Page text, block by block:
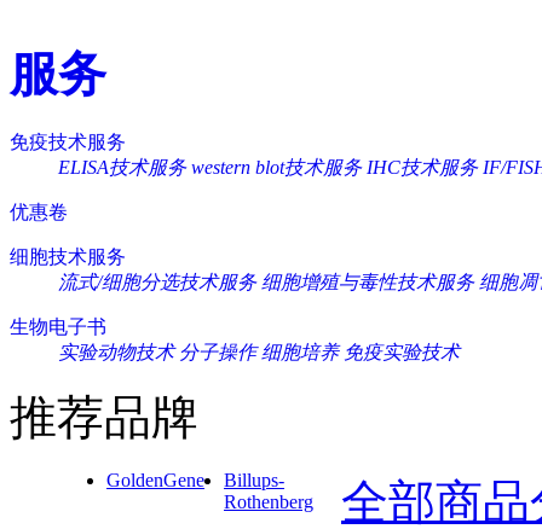
服务
免疫技术服务
ELISA技术服务 western blot技术服务 IHC技术服务 IF/
优惠卷
细胞技术服务
流式/细胞分选技术服务 细胞增殖与毒性技术服务 细胞
生物电子书
实验动物技术 分子操作 细胞培养 免疫实验技术
推荐品牌
GoldenGene
Billups-
Rothenberg
全部商品